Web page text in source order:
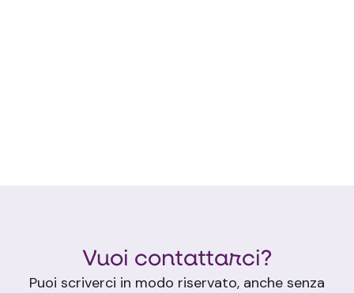
Vuoi contattarci?
Puoi scriverci in modo riservato, anche senza